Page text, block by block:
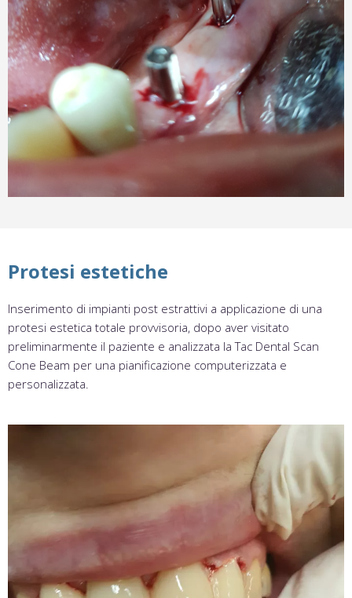
Protesi estetiche
Inserimento di impianti post estrattivi a applicazione di una
protesi estetica totale provvisoria, dopo aver visitato
preliminarmente il paziente e analizzata la Tac Dental Scan
Cone Beam per una pianificazione computerizzata e
personalizzata.